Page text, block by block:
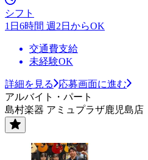
シフト
1日6時間 週2日からOK
交通費支給
未経験OK
詳細を見る
応募画面に進む
アルバイト・パート
島村楽器 アミュプラザ鹿児島店